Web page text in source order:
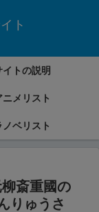
ト
イトの説明
ニメリスト
ノベリスト
斎重國の
りゅうさ